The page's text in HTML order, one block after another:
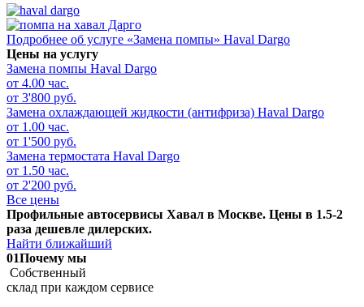
Подробнее об услуге «Замена помпы» Haval Dargo
Цены на услугу
Замена помпы Haval Dargo
от 4.00 час.
от 3'800 руб.
Замена охлаждающей жидкости (антифриза) Haval Dargo
от 1.00 час.
от 1'500 руб.
Замена термостата Haval Dargo
от 1.50 час.
от 2'200 руб.
Все цены
Профильные автосервисы Хавал в Москве. Цены в 1.5-2
раза дешевле дилерских.
Найти ближайший
01Почему мы
Собственный
склад при каждом сервисе